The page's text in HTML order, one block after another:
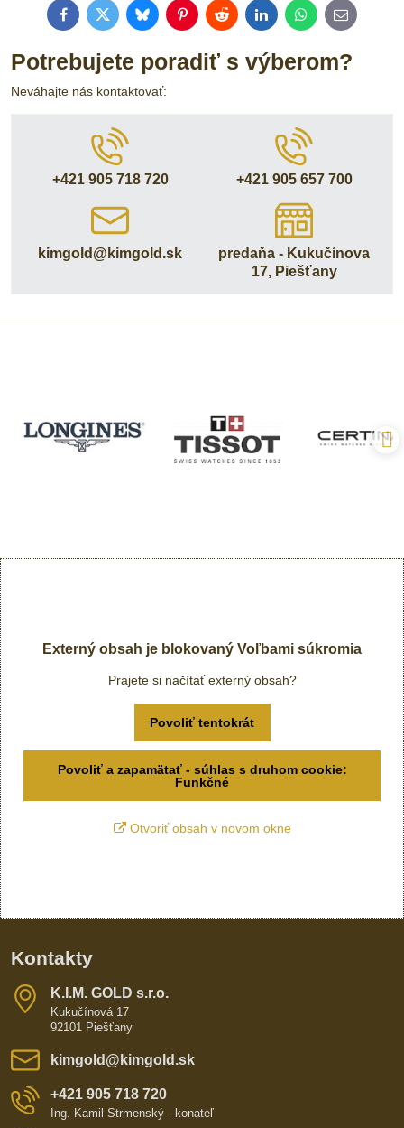
FacebookTwitterBlueskyPinterestRedditLinkedInWhatsApp
E-
mail
Potrebujete poradiť s výberom?
Neváhajte nás kontaktovať:
+421 905 718 720 +421 905 657 700
kimgold​@kimgold​.sk
predaňa - Kukučínova
17, Piešťany
Externý obsah je blokovaný Voľbami súkromia
Prajete si načítať externý obsah?
Povoliť tentokrát
Povoliť a zapamätať - súhlas s druhom cookie:
Funkčné
Otvoriť obsah v novom okne
Kontakty
K​​.I​​.M​​. GOLD s​​.r​​.o​​.
Kukučínová 17
92101 Piešťany
kimgold​@kimgold​.sk
+421 905 718 720
Ing. Kamil Strmenský - konateľ